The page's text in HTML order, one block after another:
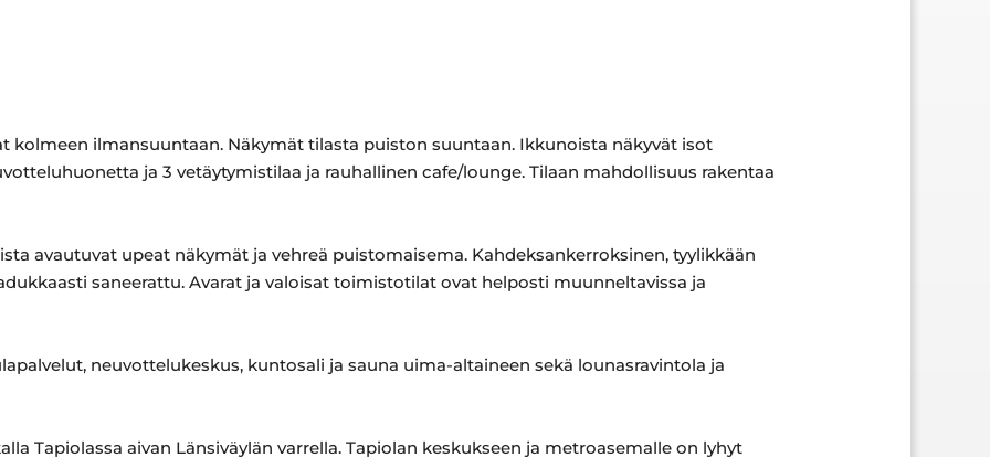
kolmeen ilmansuuntaan. Näkymät tilasta puiston suuntaan. Ikkunoista näkyvät isot
ja 3 vetäytymistilaa ja rauhallinen cafe/lounge. Tilaan mahdollisuus rakentaa
avautuvat upeat näkymät ja vehreä puistomaisema. Kahdeksankerroksinen, tyylikkään
saneerattu. Avarat ja valoisat toimistotilat ovat helposti muunneltavissa ja
neuvottelukeskus, kuntosali ja sauna uima-altaineen sekä lounasravintola ja
Tapiolassa aivan Länsiväylän varrella. Tapiolan keskukseen ja metroasemalle on lyhyt